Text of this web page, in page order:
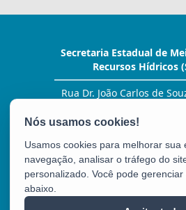
Secretaria Estadual de
Recursos Hídricos
Rua Dr. João Carlos de
CEP: 29057-530 -
E-mail:
Usamos cookies para melhorar sua
navegação, analisar o tráfego do
personalizado. Você pode
abaixo.